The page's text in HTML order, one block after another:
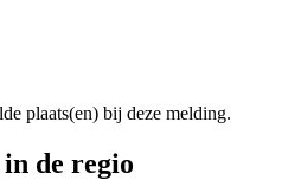
plaats(en) bij deze melding.
de regio